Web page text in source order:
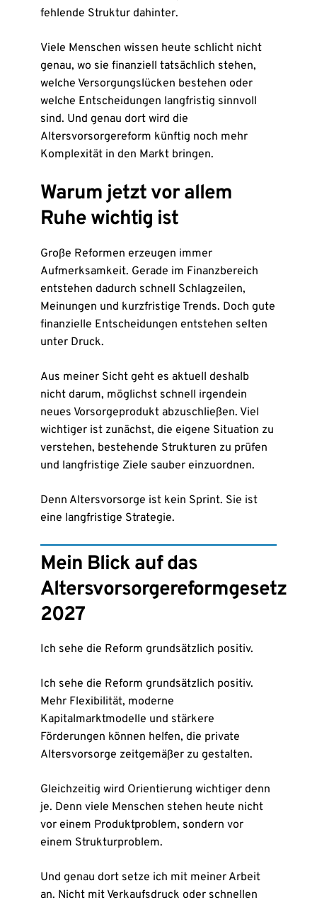
fehlende Struktur dahinter.
Viele Menschen wissen heute schlicht nicht
genau, wo sie finanziell tatsächlich stehen,
welche Versorgungslücken bestehen oder
welche Entscheidungen langfristig sinnvoll
sind. Und genau dort wird die
Altersvorsorgereform künftig noch mehr
Komplexität in den Markt bringen.
Warum jetzt vor allem
Ruhe wichtig ist
Große Reformen erzeugen immer
Aufmerksamkeit. Gerade im Finanzbereich
entstehen dadurch schnell Schlagzeilen,
Meinungen und kurzfristige Trends. Doch gute
finanzielle Entscheidungen entstehen selten
unter Druck.
Aus meiner Sicht geht es aktuell deshalb
nicht darum, möglichst schnell irgendein
neues Vorsorgeprodukt abzuschließen. Viel
wichtiger ist zunächst, die eigene Situation zu
verstehen, bestehende Strukturen zu prüfen
und langfristige Ziele sauber einzuordnen.
Denn Altersvorsorge ist kein Sprint. Sie ist
eine langfristige Strategie.
Mein Blick auf das
Altersvorsorgereformgesetz
2027
Ich sehe die Reform grundsätzlich positiv.
Ich sehe die Reform grundsätzlich positiv.
Mehr Flexibilität, moderne
Kapitalmarktmodelle und stärkere
Förderungen können helfen, die private
Altersvorsorge zeitgemäßer zu gestalten.
Gleichzeitig wird Orientierung wichtiger denn
je. Denn viele Menschen stehen heute nicht
vor einem Produktproblem, sondern vor
einem Strukturproblem.
Und genau dort setze ich mit meiner Arbeit
an. Nicht mit Verkaufsdruck oder schnellen